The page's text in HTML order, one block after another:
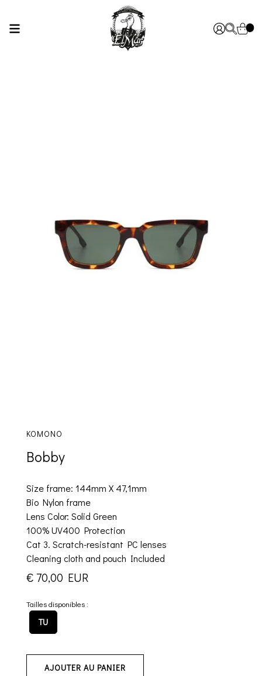
KOMONO
Bobby
Size frame: 144mm X 47,1mm
Bio Nylon frame
Lens Color: Solid Green
100% UV400 Protection
Cat 3. Scratch-resistant PC lenses
Cleaning cloth and pouch Included
€ 70,00 EUR
Tailles disponibles :
TU
AJOUTER AU PANIER